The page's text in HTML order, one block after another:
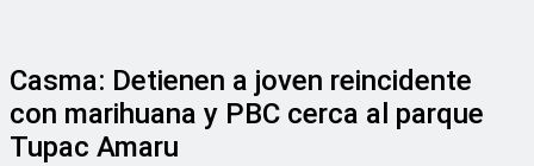
Casma: Detienen a joven reincidente
con marihuana y PBC cerca al parque
Tupac Amaru